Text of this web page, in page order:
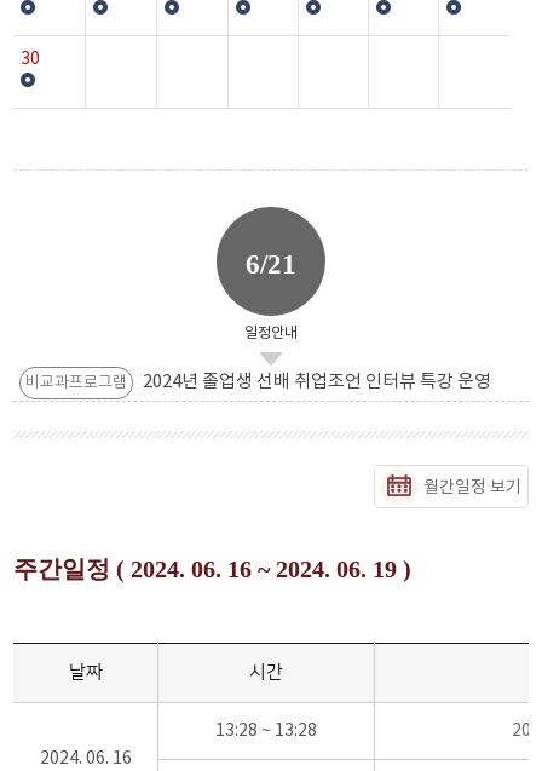
30
6/21
일정안내
비교과프로그램 2024년 졸업생 선배 취업조언 인터뷰 특강 운영
월간일정 보기
주간일정 ( 2024. 06. 16 ~ 2024. 06. 19 )
날짜 시간
2024. 06. 16
13:28 ~ 13:28